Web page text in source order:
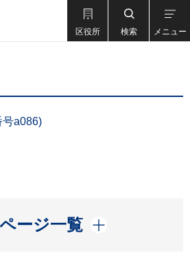
区役所 検索 メニュー
号a086)
ージ一覧
開く